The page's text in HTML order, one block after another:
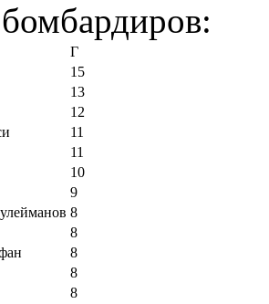
Г
15
13
12
11
11
10
9
8
8
8
8
8